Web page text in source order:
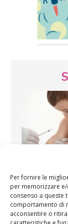
Per fornire le
per memorizzare
consenso a queste
comportamento di
acconsentire o